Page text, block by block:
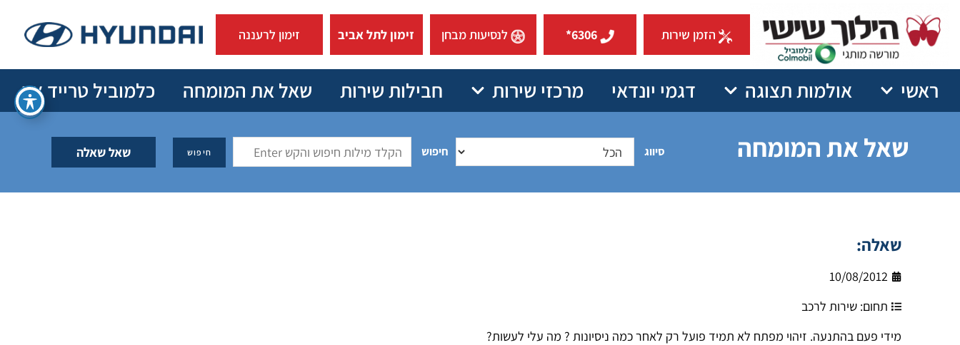
הזמן שירות 6306* לנסיעות מבחן זימון לתל אביב זימון לרעננה
ראשי אולמות תצוגה דגמי יונדאי מרכזי שירות חבילות שירות שאל את המומחה כלמוביל טרייד אין
שאל את המומחה סיווג חיפוש שאל שאלה
שאלה:
10/08/2012
תחום: שירות לרכב
מידי פעם בהתנעה. זיהוי מפתח לא תמיד פועל רק לאחר כמה ניסיונות ? מה עלי לעשות?